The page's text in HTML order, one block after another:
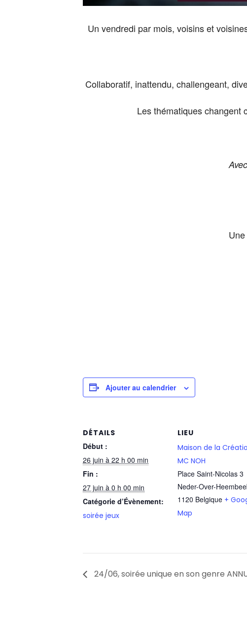
Un vendredi par mois, voisins et
Collaboratif, inattendu, challengeant,
Les thématiques changent
Ajouter au calendrier
DÉTAILS
Début :
26 juin à 22 h 00 min
Fin :
27 juin à 0 h 00 min
Catégorie d’Évènement:
soirée jeux
LIEU
Maison de la
MC NOH
Place Saint-Nicolas 3
Neder-Over-
1120 Belgique +
Map
24/06, soirée unique en son genre